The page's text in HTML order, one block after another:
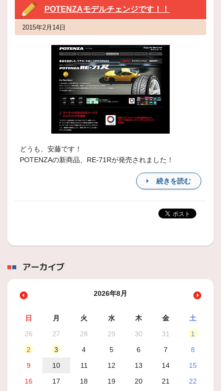
POTENZAモデルチェンジです！！
2015年2月14日
どうも、安藤です！
POTENZAの新商品、RE-71Rが発売されました！
続きを読む
アーカイブ
2026年8月
日 月 火 水 木 金
土
26
27 28 29 30 31
1
2
3 4 5 6 7
8
9
10 11 12 13 14
15
16
17 18 19 20 21
22